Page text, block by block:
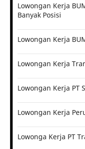
Lowongan Kerja
Banyak Posisi
Lowongan Kerja
Lowongan Kerja
Lowongan Kerja PT
Lowongan Kerja
Lowonga Kerja PT